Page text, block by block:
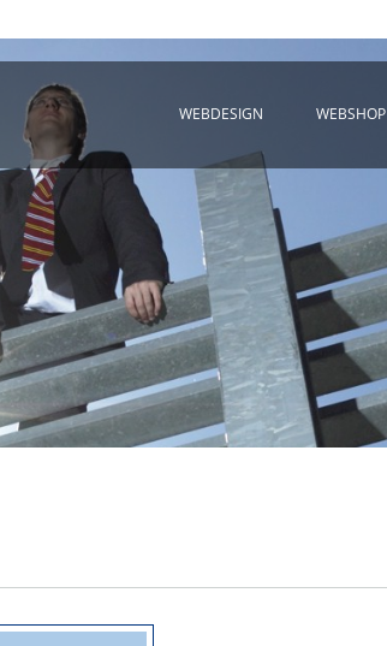
WEBDESIGN WEBSHOP